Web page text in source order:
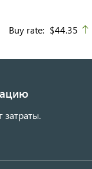
Buy rate: $44.35
затраты.